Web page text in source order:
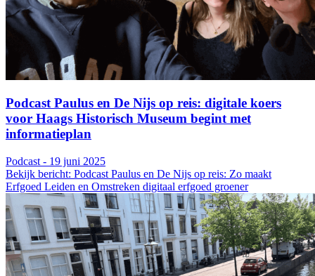
Podcast Paulus en De Nijs op reis: digitale koers
voor Haags Historisch Museum begint met
informatieplan
Podcast - 19 juni 2025
Bekijk bericht: Podcast Paulus en De Nijs op reis: Zo maakt
Erfgoed Leiden en Omstreken digitaal erfgoed groener